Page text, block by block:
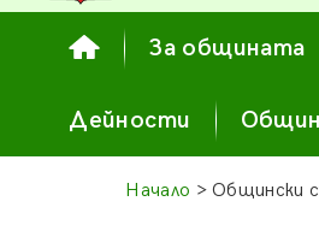
За общината
Дейности
Начало > Общински